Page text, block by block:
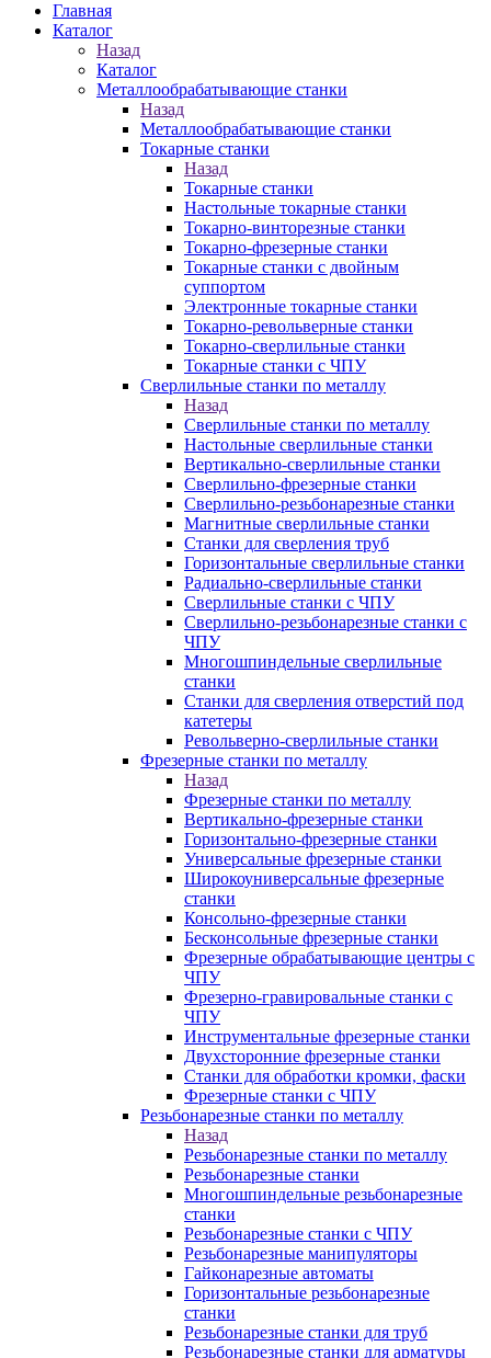
Главная
Каталог
Назад
Каталог
Металлообрабатывающие станки
Назад
Металлообрабатывающие станки
Токарные станки
Назад
Токарные станки
Настольные токарные станки
Токарно-винторезные станки
Токарно-фрезерные станки
Токарные станки с двойным
суппортом
Электронные токарные станки
Токарно-револьверные станки
Токарно-сверлильные станки
Токарные станки с ЧПУ
Сверлильные станки по металлу
Назад
Сверлильные станки по металлу
Настольные сверлильные станки
Вертикально-сверлильные станки
Сверлильно-фрезерные станки
Сверлильно-резьбонарезные станки
Магнитные сверлильные станки
Станки для сверления труб
Горизонтальные сверлильные станки
Радиально-сверлильные станки
Сверлильные станки с ЧПУ
Сверлильно-резьбонарезные станки с
ЧПУ
Многошпиндельные сверлильные
станки
Станки для сверления отверстий под
катетеры
Револьверно-сверлильные станки
Фрезерные станки по металлу
Назад
Фрезерные станки по металлу
Вертикально-фрезерные станки
Горизонтально-фрезерные станки
Универсальные фрезерные станки
Широкоуниверсальные фрезерные
станки
Консольно-фрезерные станки
Бесконсольные фрезерные станки
Фрезерные обрабатывающие центры с
ЧПУ
Фрезерно-гравировальные станки с
ЧПУ
Инструментальные фрезерные станки
Двухсторонние фрезерные станки
Станки для обработки кромки, фаски
Фрезерные станки с ЧПУ
Резьбонарезные станки по металлу
Назад
Резьбонарезные станки по металлу
Резьбонарезные станки
Многошпиндельные резьбонарезные
станки
Резьбонарезные станки с ЧПУ
Резьбонарезные манипуляторы
Гайконарезные автоматы
Горизонтальные резьбонарезные
станки
Резьбонарезные станки для труб
Резьбонарезные станки для арматуры